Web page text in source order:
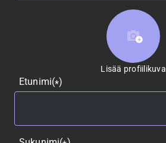
Lisää profiilikuva
Lisää profiilikuva
Etunimi(*)